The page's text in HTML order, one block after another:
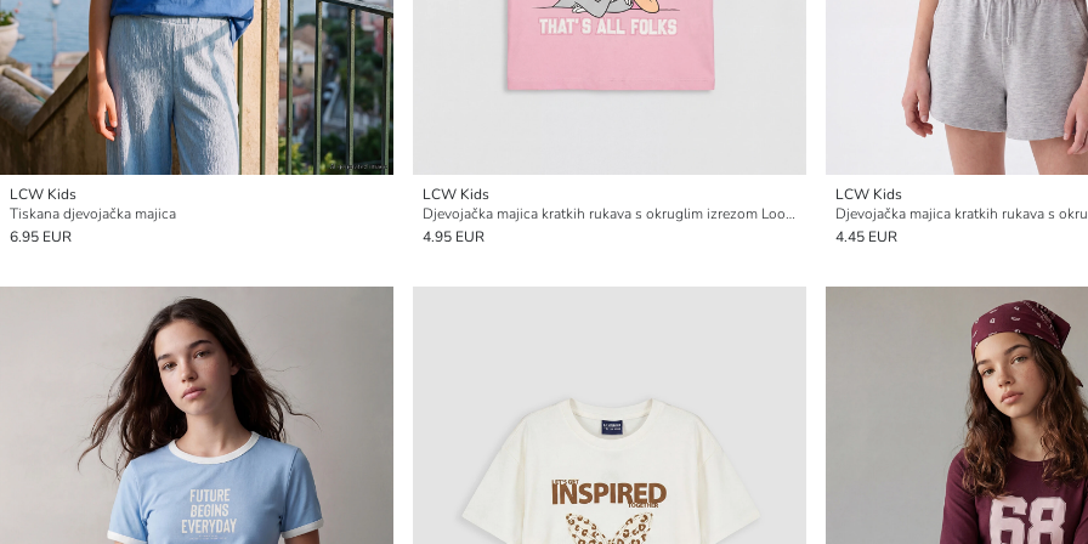
LCW Kids
Tiskana djevojačka majica
6.95 EUR
LCW Kids
Djevojačka majica kratkih rukava s okruglim izrezom Looney Tunes s tiskom
4.95 EUR
LCW Kids
4.45 EUR